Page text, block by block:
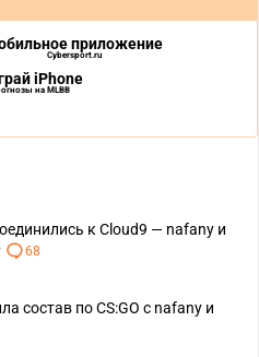
приложение
Cybersport.ru
iPhone
на MLBB
к Cloud9 — nafany и
68
состав по CS:GO с nafany и